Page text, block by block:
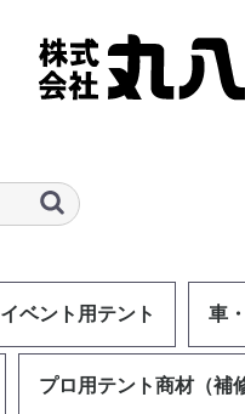
イベント用テント 車
プロ用テント商材（補